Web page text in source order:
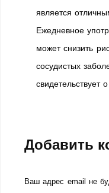
является
Ежедневное
может снизить
сосудистых
свидетельствует
Добавить
Ваш адрес email не